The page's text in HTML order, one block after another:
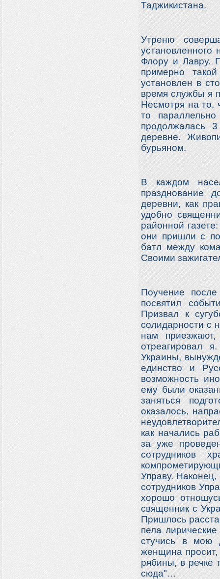
Таджикистана.
Утреню
установленного
Флору и Лавру.
примерно
установлен в
время службы я
Несмотря на то,
то
продолжалась
деревне.
бурьяном.
В каждом
празднование
деревни, как
удобно
районной
они пришли с
батл между
Своими
Поучение
посвятил
Призвал к
солидарности с
нам
отреагировал
Украины,
единство и
возможность
ему были
заняться
оказалось,
как начались
за уже
сотрудников
Управу.
сотрудников
хорошо
священник с
Пришлось
пела
стучись в мою
женщина
рябины, в речке
сюда"…